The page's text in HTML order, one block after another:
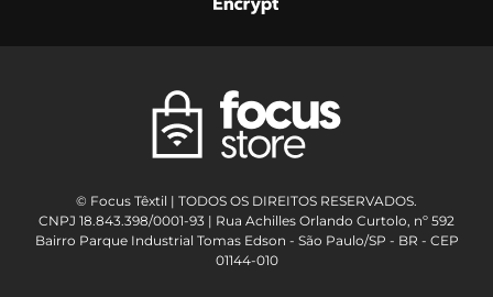
© Focus Têxtil | TODOS OS DIREITOS RESERVADOS.
CNPJ 18.843.398/0001-93 | Rua Achilles Orlando Curtolo, nº 592
Bairro Parque Industrial Tomas Edson - São Paulo/SP - BR - CEP
01144-010